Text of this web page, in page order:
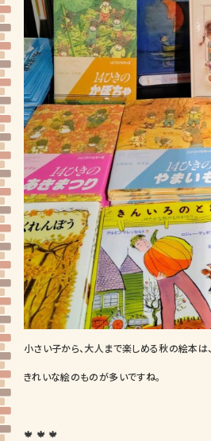
小さい子から、大人まで楽しめる秋の絵本は、
きれいな絵のものが多いですね。
🍁 🍁 🍁